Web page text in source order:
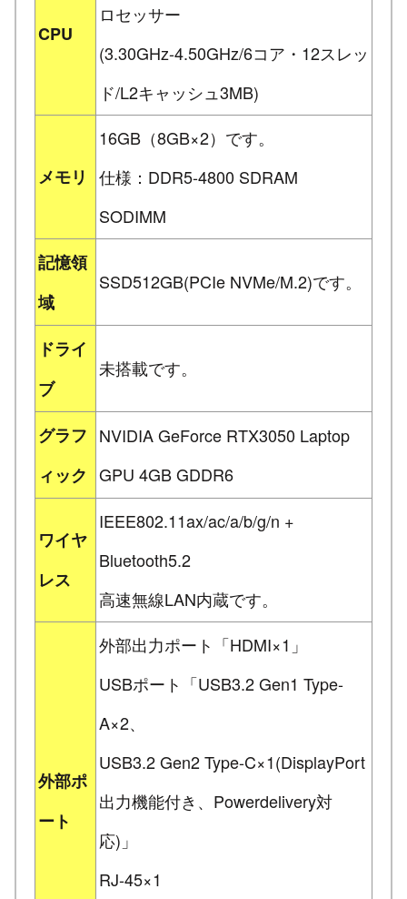
CPU
ロセッサー
(3.30GHz-4.50GHz/6コア・12スレッ
ド/L2キャッシュ3MB)
メモリ
16GB（8GB×2）です。
仕様：DDR5-4800 SDRAM
SODIMM
記憶領
域
SSD512GB(PCIe NVMe/M.2)です。
ドライ
ブ
未搭載です。
グラフ
ィック
NVIDIA GeForce RTX3050 Laptop
GPU 4GB GDDR6
ワイヤ
レス
IEEE802.11ax/ac/a/b/g/n +
Bluetooth5.2
高速無線LAN内蔵です。
外部ポ
ート
外部出力ポート「HDMI×1」
USBポート「USB3.2 Gen1 Type-
A×2、
USB3.2 Gen2 Type-C×1(DisplayPort
出力機能付き、Powerdelivery対
応)」
RJ-45×1